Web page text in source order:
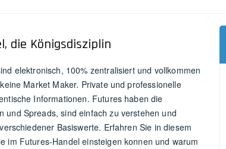
die Königsdisziplin
elektronisch, 100% zentralisiert und vollkommen
Market Maker. Private und professionelle
Informationen. Futures haben die
und Spreads, sind einfach zu verstehen und
Basiswerte. Erfahren Sie in diesem
im Futures-Handel einsteigen konnen und warum